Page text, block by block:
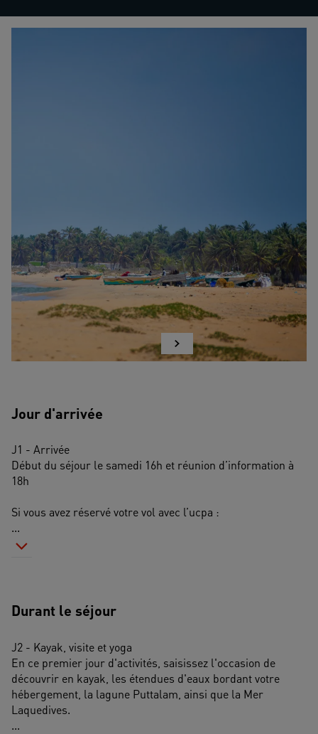
Jour d'arrivée
J1 - Arrivée
Début du séjour le samedi 16h et réunion d’information à
18h
Si vous avez réservé votre vol avec l’ucpa :
...
Durant le séjour
J2 - Kayak, visite et yoga
En ce premier jour d'activités, saisissez l'occasion de
découvrir en kayak, les étendues d'eaux bordant votre
hébergement, la lagune Puttalam, ainsi que la Mer
Laquedives.
...